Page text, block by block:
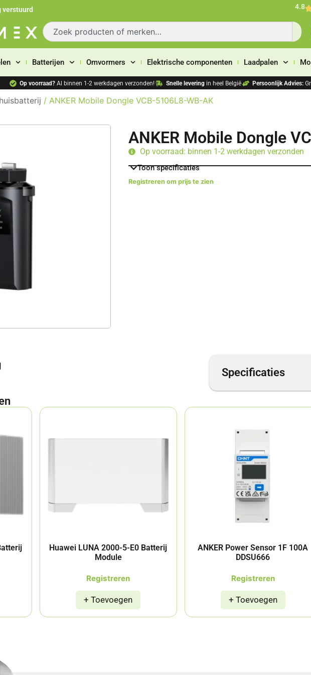
verstuurd 4.8
Batterijen Omvormers Elektrische componenten Laadpalen
Op voorraad? Al binnen 1-2 werkdagen verzonden! Snelle leveringin heel België Persoonlijk Advies:
/ ANKER Mobile Dongle VCB-5106L8-WB-AK
ANKER Mobile Dongle
Op voorraad: binnen 1-2 werkdagen verzonden
Toon specificaties
Registreren om prijs te zien
Specificaties
Huawei LUNA 2000-5-E0 Batterij
Module
Registreren
ANKER Power Sensor 1F 100A
DDSU666
Registreren